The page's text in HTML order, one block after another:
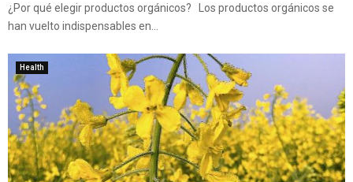
¿Por qué elegir productos orgánicos? Los productos orgánicos se
han vuelto indispensables en...
Health